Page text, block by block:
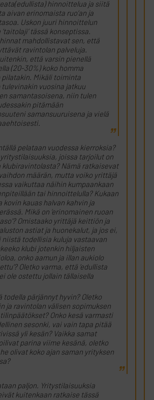
hinnoittelua ja siitä
aivan erinomaista ruo’an ja
Uskon juuri hinnoittelun
’taitolaji’ tässä konseptissa.
mahdollistavat sen, että
ravintolan palveluja.
että varsin pienellä
(20-30%) koko homma
pilatakin. Mikäli toiminta
vuosina jatkuu
samantasoisena, niin tulen
pitämään
samansuuruisena ja vielä
pelataan vuodessa kierroksia?
yritystilaisuuksia, joissa tarjoilut on
klubiravintolasta? Nämä ratkaisevat
määrän, mutta voiko yrittäjä
vaikuttaa näihin kumpaankaan
tai hinnoittelulla? Kukaan
kovin kauas halvan kahvin ja
Mikä on ’erinomainen ruoan
Omistaako yrittäjä keittiön ja
astiat ja huonekalut, ja jos ei,
niistä todellisia kuluja vastaavan
klubi jotenkin hiljaisten
onko aamun ja illan aukiolo
Oletko varma, että ’edullista
ole ostettu jollain tällaisella
todella pärjännyt hyvin? Oletko
ja ravintolan välisen sopimuksen
Onko kesä varmasti
sesonki, vai vain tapa pitää
yli kesän? Vaikka samat
parina viime kesänä, oletko
olivat koko ajan saman yrityksen
paljon. Yritystilaisuuksia
kuitenkaan ratkaise tässä